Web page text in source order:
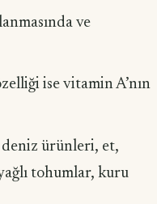
ve
ise vitamin A’nın
ürünleri, et,
tohumlar, kuru